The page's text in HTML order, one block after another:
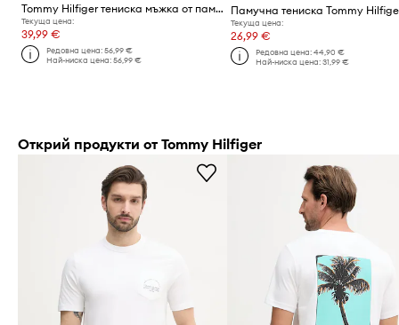
Tommy Hilfiger тениска мъжка от памук
Текуща цена:
39,99 €
Редовна цена:56,99 €
Най-ниска цена:56,99 €
Памучна тениска Tommy
Текуща цена:
26,99 €
Редовна цена: 44,90 €
Най-ниска цена: 31,99 €
Открий продукти от Tommy Hilfiger